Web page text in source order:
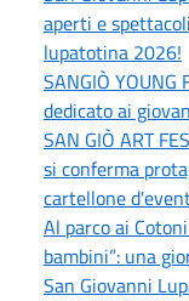
aperti e
lupatotina 2026!
SANGIÒ
dedicato ai
SAN GIÒ ART
si conferma
cartellone
Al parco ai
bambini”: una
San Giovanni